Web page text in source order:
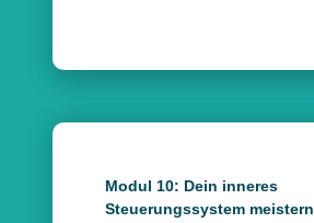
Modul 10: Dein inneres
Steuerungssystem meistern